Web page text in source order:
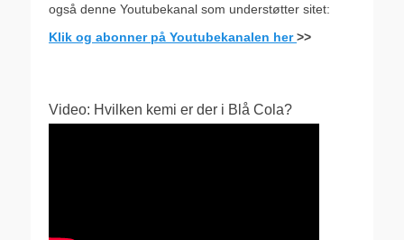
også denne Youtubekanal som understøtter sitet:
Klik og abonner på Youtubekanalen her>>
Video: Hvilken kemi er der i Blå Cola?